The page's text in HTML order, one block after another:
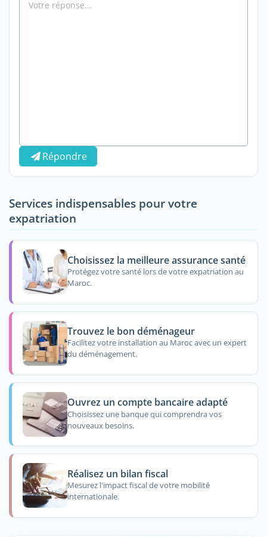
Répondre
Services indispensables pour votre
expatriation
Choisissez la meilleure assurance santé
Protégez votre santé lors de votre expatriation au
Maroc.
Trouvez le bon déménageur
Facilitez votre installation au Maroc avec un expert
du déménagement.
Ouvrez un compte bancaire adapté
Choisissez une banque qui comprendra vos
nouveaux besoins.
Réalisez un bilan fiscal
Mesurez l'impact fiscal de votre mobilité
internationale.